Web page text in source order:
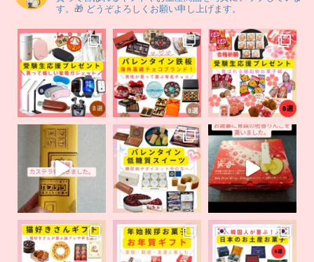
す。🎁 どうぞよろしくお願い申し上げます。